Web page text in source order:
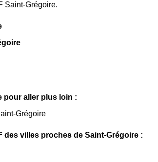
Saint-Grégoire.
pour aller plus loin :
Grégoire
des villes proches de Saint-Grégoire :